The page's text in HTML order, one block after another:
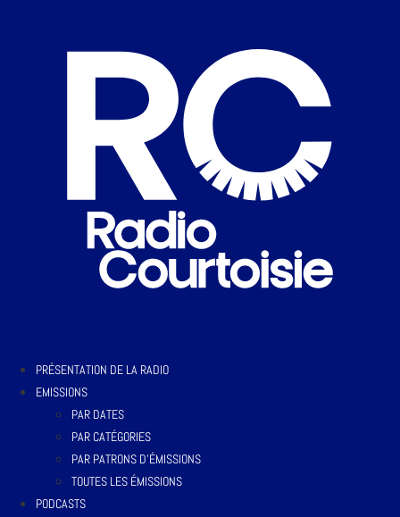
PRÉSENTATION DE LA RADIO
EMISSIONS
PAR DATES
PAR CATÉGORIES
PAR PATRONS D’ÉMISSIONS
TOUTES LES ÉMISSIONS
PODCASTS